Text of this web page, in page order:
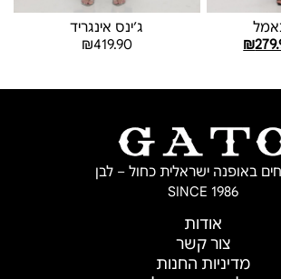
₪
ג׳ינס אינגריד
₪419.90
באופנה ישראלית כחול – לבן
SINCE 1986
אודות
צור קשר
מדיניות החנות